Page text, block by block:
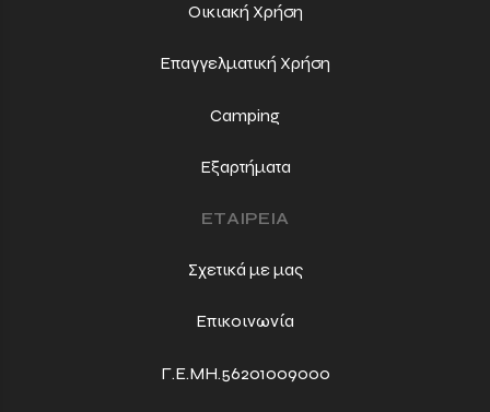
Οικιακή Χρήση
Επαγγελματική Χρήση
Camping
Εξαρτήματα
ΕΤΑΙΡΕΙΑ
Σχετικά με μας
Επικοινωνία
Γ.Ε.ΜΗ.56201009000